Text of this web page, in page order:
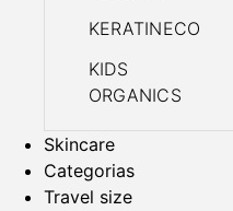
KERATINECO
KIDS
ORGANICS
Skincare
Categorias
Travel size